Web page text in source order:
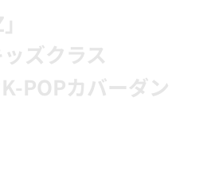
ズクラス
POPカバーダン